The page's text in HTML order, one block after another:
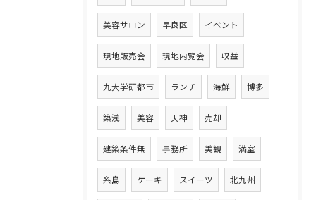
美容サロン 早良区 イベント
現地販売会 現地内覧会 収益
九大学研都市 ランチ 海鮮 博多
築浅 美容 天神 売却
建築条件無 事務所 美観 満室
糸島 ケーキ スイーツ 北九州